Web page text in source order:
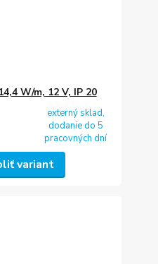
W/m, 12 V, IP 20
externý sklad,
dodanie do 5
pracovných dní
variant